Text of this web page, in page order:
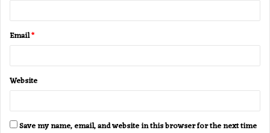
Email*
Website
Save my name, email, and website in this browser for the next time